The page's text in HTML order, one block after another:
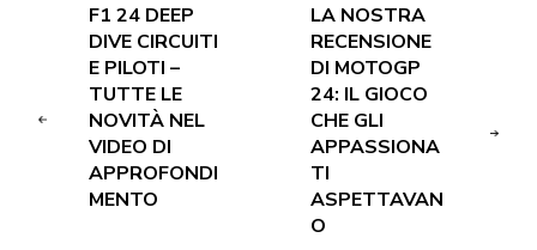
F1 24 DEEP
DIVE CIRCUITI
E PILOTI –
TUTTE LE
NOVITÀ NEL
VIDEO DI
APPROFONDI
MENTO
LA NOSTRA
RECENSIONE
DI MOTOGP
24: IL GIOCO
CHE GLI
APPASSIONA
TI
ASPETTAVAN
O